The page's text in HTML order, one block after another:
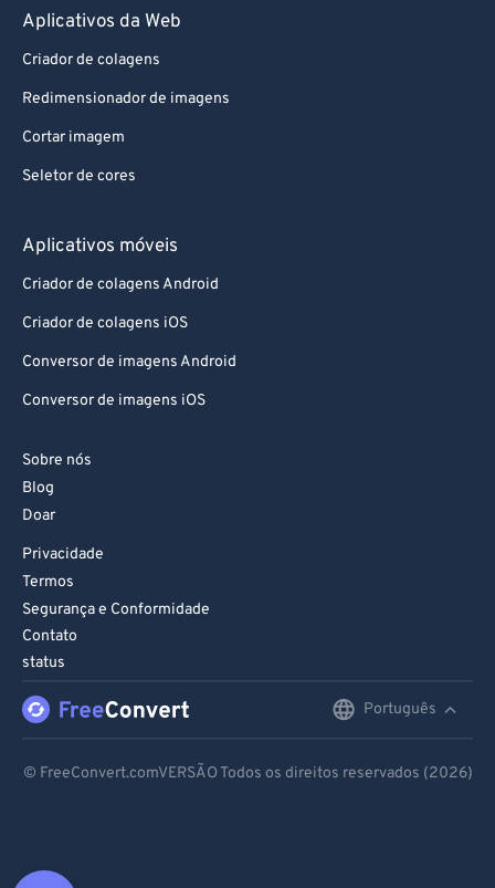
Aplicativos da Web
Criador de colagens
Redimensionador de imagens
Cortar imagem
Seletor de cores
Aplicativos móveis
Criador de colagens Android
Criador de colagens iOS
Conversor de imagens Android
Conversor de imagens iOS
Sobre nós
Blog
Doar
Privacidade
Termos
Segurança e Conformidade
Contato
status
Português
© FreeConvert.comVERSÃO Todos os direitos reservados (2026)